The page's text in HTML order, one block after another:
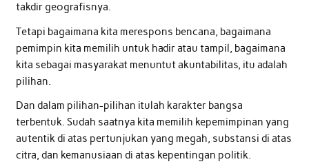
takdir geografisnya.
Tetapi bagaimana kita merespons bencana, bagaimana
pemimpin kita memilih untuk hadir atau tampil, bagaimana
kita sebagai masyarakat menuntut akuntabilitas, itu adalah
pilihan.
Dan dalam pilihan-pilihan itulah karakter bangsa
terbentuk. Sudah saatnya kita memilih kepemimpinan yang
autentik di atas pertunjukan yang megah, substansi di atas
citra, dan kemanusiaan di atas kepentingan politik.